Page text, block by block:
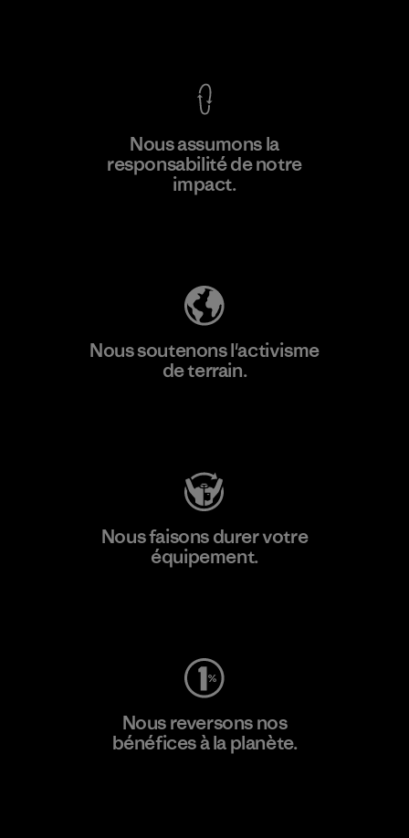
Nous assumons la
responsabilité de notre
impact.
Nous soutenons l'activisme
de terrain.
Nous faisons durer votre
équipement.
Nous reversons nos
bénéfices à la planète.